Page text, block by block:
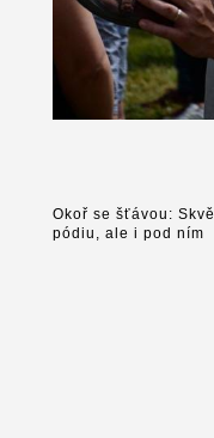
Okoř se šťávou:
pódiu, ale i pod ním